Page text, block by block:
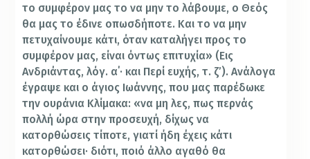
το συμφέρον μας το να μην το λάβουμε, ο Θεός
θα μας το έδινε οπωσδήποτε. Και το να μην
πετυχαίνουμε κάτι, όταν καταλήγει προς το
συμφέρον μας, είναι όντως επιτυχία» (Εις
Ανδριάντας, λόγ. α΄· και Περί ευχής, τ. ζ’). Ανάλογα
έγραψε και ο άγιος Ιωάννης, που μας παρέδωκε
την ουράνια Κλίμακα: «να μη λες, πως περνάς
πολλή ώρα στην προσευχή, δίχως να
κατορθώσεις τίποτε, γιατί ήδη έχεις κάτι
κατορθώσει· διότι, ποιό άλλο αγαθό θα